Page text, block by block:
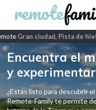
Gran ciudad, Pista de
Encuentra el
y
¿Estás listo para descubrir
Remote-Family te permite